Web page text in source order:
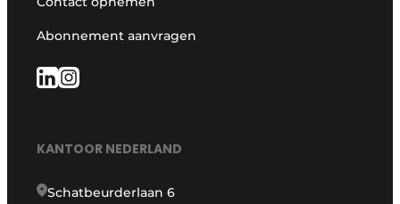
Abonnement aanvragen
KANTOOR NEDERLAND
Schatbeurderlaan 6